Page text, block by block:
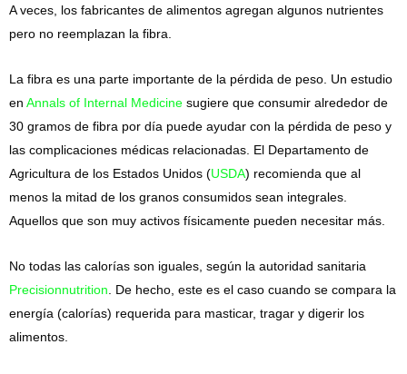
A veces, los fabricantes de alimentos agregan algunos nutrientes
pero no reemplazan la fibra.
La fibra es una parte importante de la pérdida de peso. Un estudio
en Annals of Internal Medicine sugiere que consumir alrededor de
30 gramos de fibra por día puede ayudar con la pérdida de peso y
las complicaciones médicas relacionadas. El Departamento de
Agricultura de los Estados Unidos (USDA) recomienda que al
menos la mitad de los granos consumidos sean integrales.
Aquellos que son muy activos físicamente pueden necesitar más.
No todas las calorías son iguales, según la autoridad sanitaria
Precisionnutrition. De hecho, este es el caso cuando se compara la
energía (calorías) requerida para masticar, tragar y digerir los
alimentos.